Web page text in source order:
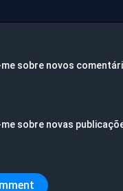
sobre novos
sobre novas